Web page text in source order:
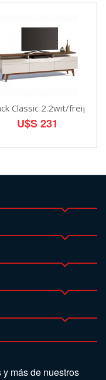
Classic 2.2wit/freij
U$S 231
más de nuestros